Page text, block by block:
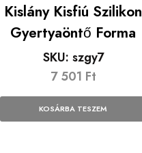
Kislány Kisfiú Szilikon
Gyertyaöntő Forma
SKU: szgy7
7 501 Ft
KOSÁRBA TESZEM